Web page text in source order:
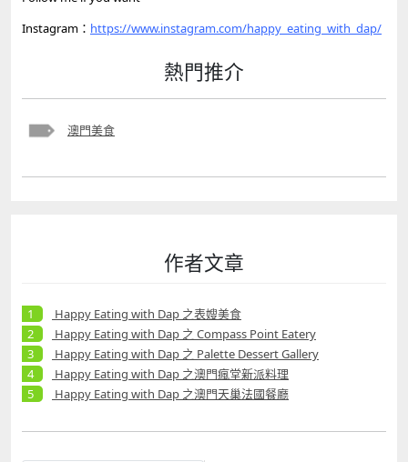
Instagram： https://www.instagram.com/happy_eating_with_dap/
熱門推介
澳門美食
作者文章
Happy Eating with Dap 之表嫂美食
Happy Eating with Dap 之 Compass Point Eatery
Happy Eating with Dap 之 Palette Dessert Gallery
Happy Eating with Dap 之澳門瘋堂新派料理
Happy Eating with Dap 之澳門天巢法國餐廳